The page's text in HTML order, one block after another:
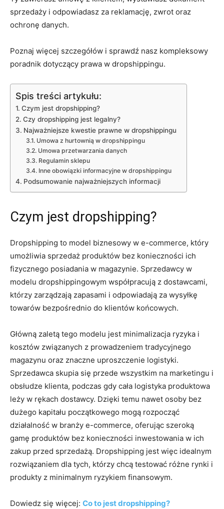
sprzedaży i odpowiadasz za reklamację, zwrot oraz
ochronę danych.
Poznaj więcej szczegółów i sprawdź nasz kompleksowy
poradnik dotyczący prawa w dropshippingu.
Spis treści artykułu:
Czym jest dropshipping?
Czy dropshipping jest legalny?
Najważniejsze kwestie prawne w dropshippingu
Umowa z hurtownią w dropshippingu
Umowa przetwarzania danych
Regulamin sklepu
Inne obowiązki informacyjne w dropshippingu
Podsumowanie najważniejszych informacji
Czym jest dropshipping?
Dropshipping to model biznesowy w e-commerce, który
umożliwia sprzedaż produktów bez konieczności ich
fizycznego posiadania w magazynie. Sprzedawcy w
modelu dropshippingowym współpracują z dostawcami,
którzy zarządzają zapasami i odpowiadają za wysyłkę
towarów bezpośrednio do klientów końcowych.
Główną zaletą tego modelu jest minimalizacja ryzyka i
kosztów związanych z prowadzeniem tradycyjnego
magazynu oraz znaczne uproszczenie logistyki.
Sprzedawca skupia się przede wszystkim na marketingu i
obsłudze klienta, podczas gdy cała logistyka produktowa
leży w rękach dostawcy. Dzięki temu nawet osoby bez
dużego kapitału początkowego mogą rozpocząć
działalność w branży e-commerce, oferując szeroką
gamę produktów bez konieczności inwestowania w ich
zakup przed sprzedażą. Dropshipping jest więc idealnym
rozwiązaniem dla tych, którzy chcą testować różne rynki i
produkty z minimalnym ryzykiem finansowym.
Dowiedz się więcej: Co to jest dropshipping?